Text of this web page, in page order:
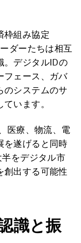
枠組み協定
ダーたちは相互
。デジタルIDの
フェース、ガバ
のシステムのサ
います。
医療、物流、電
を遂げると同時
をデジタル市
創出する可能性
識と振